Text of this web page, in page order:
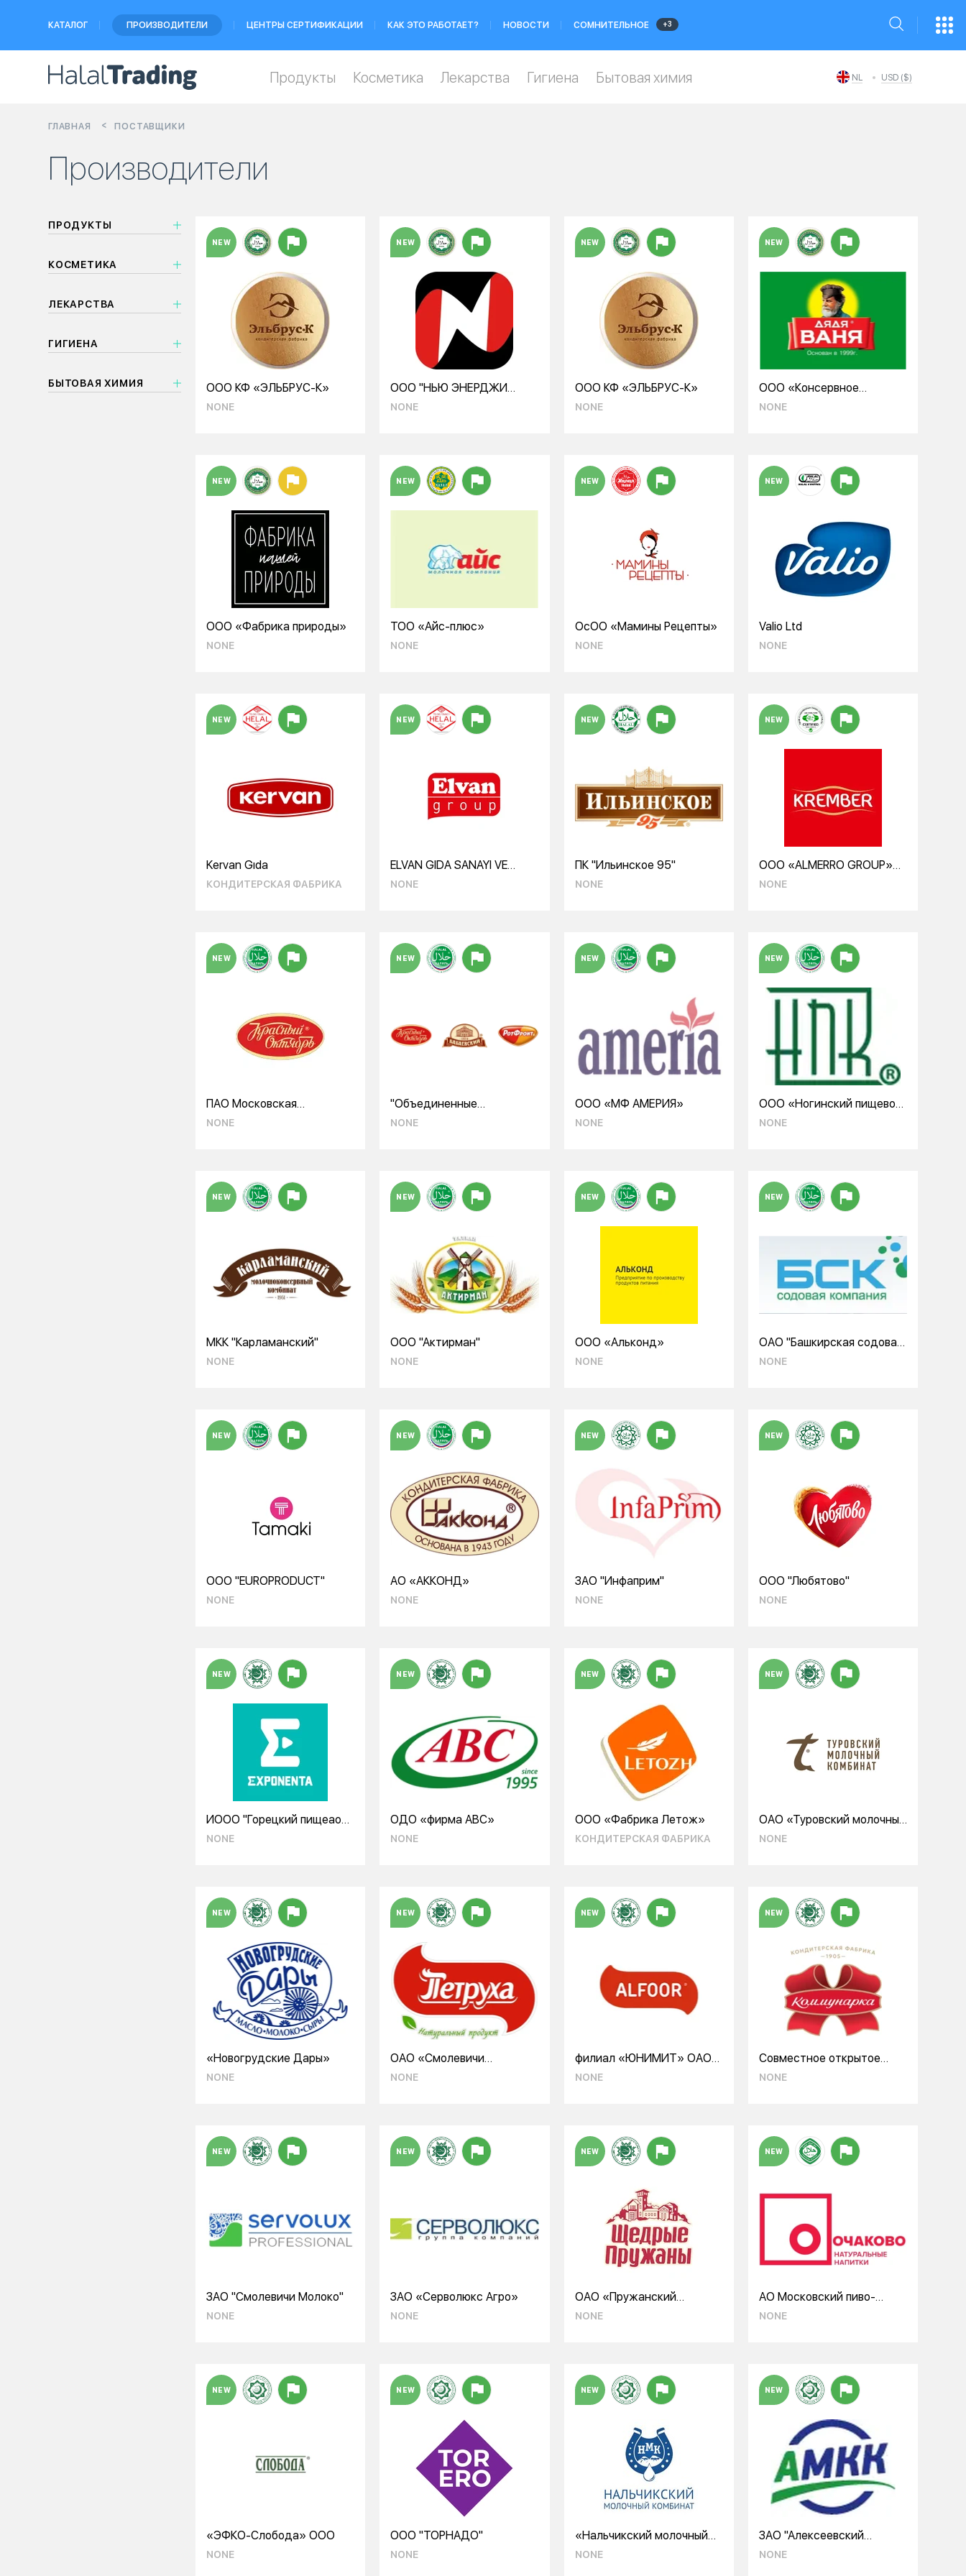
КАТАЛОГ ПРОИЗВОДИТЕЛИ ЦЕНТРЫ СЕРТИФИКАЦИИ КАК ЭТО РАБОТАЕТ? НОВОСТИ СОМНИТЕЛЬНОЕ +3
USD ($)
NL
Продукты Косметика Лекарства Гигиена Бытовая химия
ГЛАВНАЯ ПОСТАВЩИКИ
Производители
NEW
ООО КФ «ЭЛЬБРУС-К»
NONE
NEW
ООО "НЬЮ ЭНЕРДЖИ
ДРИНКС"
NONE
NEW
ООО КФ «ЭЛЬБРУС-К»
NONE
NEW
ООО «Консервное
предприятие Русское поле
– Албаши»
NONE
NEW
ООО «Фабрика природы»
NONE
NEW
ТОО «Айс-плюс»
NONE
NEW
ОсОО «Мамины Рецепты»
NONE
NEW
Valio Ltd
NONE
NEW
Kervan Gıda
КОНДИТЕРСКАЯ ФАБРИКА
NEW
ELVAN GIDA SANAYI VE
TICARET A.S
NONE
NEW
ПК "Ильинское 95"
NONE
NEW
ООО «ALMERRO GROUP»
«Krember»
NONE
NEW
ПАО Московская
кондитерская фабрика
«Красный Октябрь»
NONE
NEW
"Объединенные
кондитеры" ООО
NONE
NEW
ООО «МФ АМЕРИЯ»
NONE
NEW
ООО «Ногинский пищевой
комбинат»
NONE
NEW
МКК "Карламанский"
NONE
NEW
ООО "Актирман"
NONE
NEW
ООО «Альконд»
NONE
NEW
ОАО "Башкирская содовая
компания"
NONE
NEW
ООО "EUROPRODUCT"
NONE
NEW
АО «АККОНД»
NONE
NEW
ЗАО "Инфаприм"
NONE
NEW
ООО "Любятово"
NONE
NEW
ИООО "Горецкий пищеаой
комбинат"
NONE
NEW
ОДО «фирма АВС»
NONE
NEW
ООО «Фабрика Летож»
КОНДИТЕРСКАЯ ФАБРИКА
NEW
ОАО «Туровский молочный
комбинат»
NONE
NEW
«Новогрудские Дары»
NONE
NEW
ОАО «Смолевичи
Бройлер»
NONE
NEW
филиал «ЮНИМИТ» ОАО
«Смолевичи Бройлер»
NONE
NEW
Совместное открытое
акционерное общество
«Коммунарка»
NONE
NEW
ЗАО "Смолевичи Молоко"
NONE
NEW
ЗАО «Серволюкс Агро»
NONE
NEW
ОАО «Пружанский
молочный комбинат»
NONE
NEW
АО Московский пиво-
безалкогольный комбинат
"ОЧАКОВО"
NONE
NEW
«ЭФКО-Слобода» ООО
NONE
NEW
ООО "ТОРНАДО"
NONE
NEW
«Нальчикский молочный
комбинат» ООО
NONE
NEW
ЗАО "Алексеевский
молочноконсервный
комбинат" (АМКК)
NONE
ПРОДУКТЫ
КОСМЕТИКА
ЛЕКАРСТВА
ГИГИЕНА
БЫТОВАЯ ХИМИЯ